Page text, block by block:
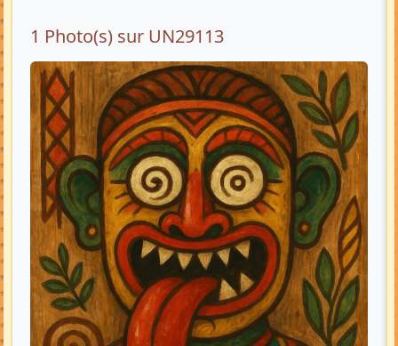
1 Photo(s) sur UN29113